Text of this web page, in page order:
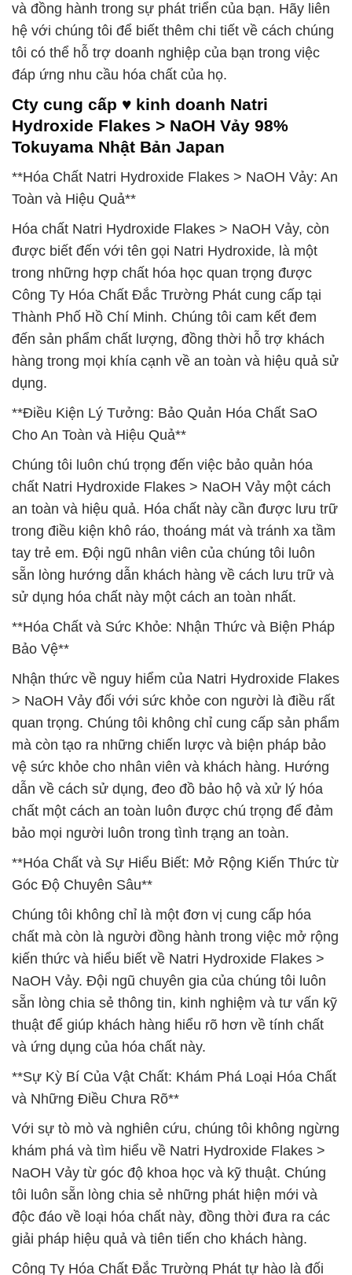
và đồng hành trong sự phát triển của bạn. Hãy liên
hệ với chúng tôi để biết thêm chi tiết về cách chúng
tôi có thể hỗ trợ doanh nghiệp của bạn trong việc
đáp ứng nhu cầu hóa chất của họ.
Cty cung cấp ♥ kinh doanh Natri
Hydroxide Flakes > NaOH Vảy 98%
Tokuyama Nhật Bản Japan
**Hóa Chất Natri Hydroxide Flakes > NaOH Vảy: An
Toàn và Hiệu Quả**
Hóa chất Natri Hydroxide Flakes > NaOH Vảy, còn
được biết đến với tên gọi Natri Hydroxide, là một
trong những hợp chất hóa học quan trọng được
Công Ty Hóa Chất Đắc Trường Phát cung cấp tại
Thành Phố Hồ Chí Minh. Chúng tôi cam kết đem
đến sản phẩm chất lượng, đồng thời hỗ trợ khách
hàng trong mọi khía cạnh về an toàn và hiệu quả sử
dụng.
**Điều Kiện Lý Tưởng: Bảo Quản Hóa Chất SaO
Cho An Toàn và Hiệu Quả**
Chúng tôi luôn chú trọng đến việc bảo quản hóa
chất Natri Hydroxide Flakes > NaOH Vảy một cách
an toàn và hiệu quả. Hóa chất này cần được lưu trữ
trong điều kiện khô ráo, thoáng mát và tránh xa tầm
tay trẻ em. Đội ngũ nhân viên của chúng tôi luôn
sẵn lòng hướng dẫn khách hàng về cách lưu trữ và
sử dụng hóa chất này một cách an toàn nhất.
**Hóa Chất và Sức Khỏe: Nhận Thức và Biện Pháp
Bảo Vệ**
Nhận thức về nguy hiểm của Natri Hydroxide Flakes
> NaOH Vảy đối với sức khỏe con người là điều rất
quan trọng. Chúng tôi không chỉ cung cấp sản phẩm
mà còn tạo ra những chiến lược và biện pháp bảo
vệ sức khỏe cho nhân viên và khách hàng. Hướng
dẫn về cách sử dụng, đeo đồ bảo hộ và xử lý hóa
chất một cách an toàn luôn được chú trọng để đảm
bảo mọi người luôn trong tình trạng an toàn.
**Hóa Chất và Sự Hiểu Biết: Mở Rộng Kiến Thức từ
Góc Độ Chuyên Sâu**
Chúng tôi không chỉ là một đơn vị cung cấp hóa
chất mà còn là người đồng hành trong việc mở rộng
kiến thức và hiểu biết về Natri Hydroxide Flakes >
NaOH Vảy. Đội ngũ chuyên gia của chúng tôi luôn
sẵn lòng chia sẻ thông tin, kinh nghiệm và tư vấn kỹ
thuật để giúp khách hàng hiểu rõ hơn về tính chất
và ứng dụng của hóa chất này.
**Sự Kỳ Bí Của Vật Chất: Khám Phá Loại Hóa Chất
và Những Điều Chưa Rõ**
Với sự tò mò và nghiên cứu, chúng tôi không ngừng
khám phá và tìm hiểu về Natri Hydroxide Flakes >
NaOH Vảy từ góc độ khoa học và kỹ thuật. Chúng
tôi luôn sẵn lòng chia sẻ những phát hiện mới và
độc đáo về loại hóa chất này, đồng thời đưa ra các
giải pháp hiệu quả và tiên tiến cho khách hàng.
Công Ty Hóa Chất Đắc Trường Phát tự hào là đối